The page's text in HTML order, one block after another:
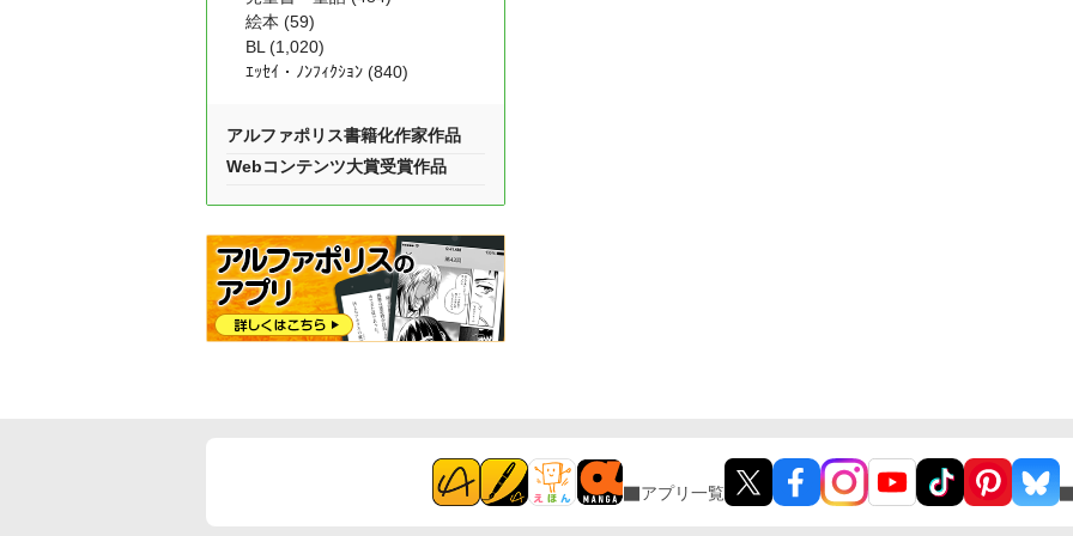
絵本 (59)
BL (1,020)
ｴｯｾｲ・ﾉﾝﾌｨｸｼｮﾝ (840)
アルファポリス書籍化作家作品
Webコンテンツ大賞受賞作品
アプリ一覧